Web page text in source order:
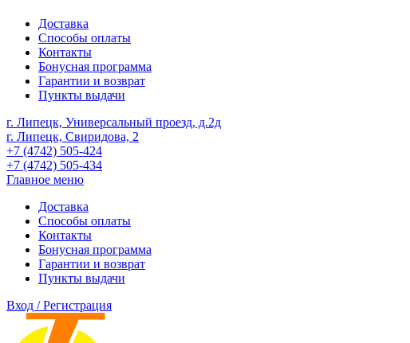
Доставка
Способы оплаты
Контакты
Бонусная программа
Гарантии и возврат
Пункты выдачи
г. Липецк, Универсальный проезд, д.2д
г. Липецк, Свиридова, 2
+7 (4742) 505-424
+7 (4742) 505-434
Главное меню
Доставка
Способы оплаты
Контакты
Бонусная программа
Гарантии и возврат
Пункты выдачи
Вход / Регистрация